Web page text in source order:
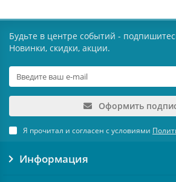
Будьте в центре событий -
Новинки, скидки, акции.
Оформить
Я прочитал и согласен с условиями
Информация